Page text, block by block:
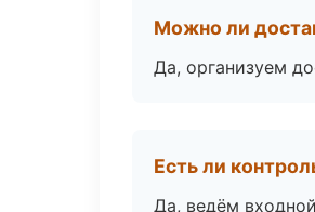
Можно ли
Да, организуем
Есть ли
Да, ведём